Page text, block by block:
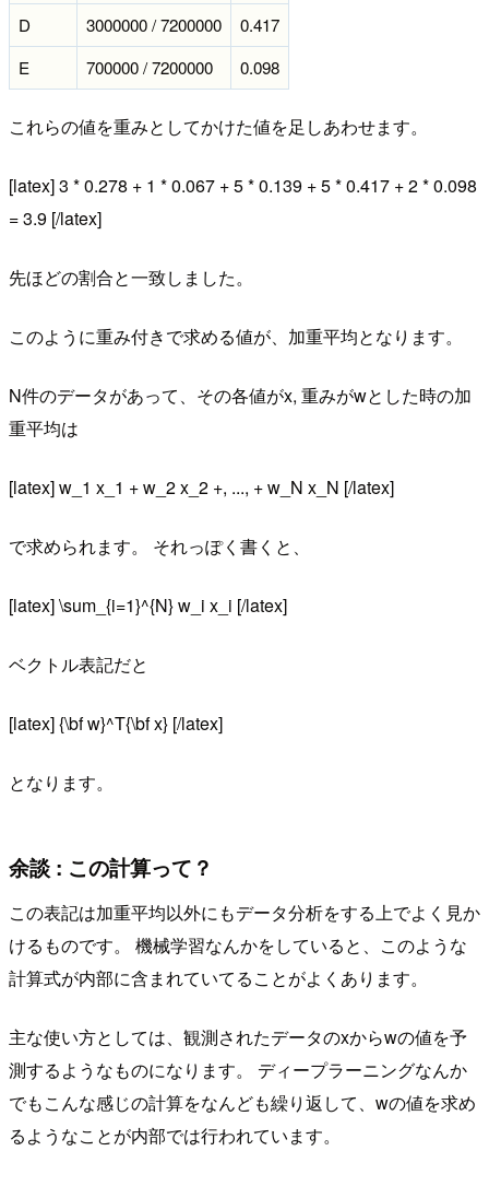
D 3000000 / 7200000
0.417
E
700000 / 7200000 0.098
これらの値を重みとしてかけた値を足しあわせます。
[latex] 3 * 0.278 + 1 * 0.067 + 5 * 0.139 + 5 * 0.417 + 2 * 0.098
= 3.9 [/latex]
先ほどの割合と一致しました。
このように重み付きで求める値が、加重平均となります。
N件のデータがあって、その各値がx, 重みがwとした時の加
重平均は
[latex] w_1 x_1 + w_2 x_2 +, ..., + w_N x_N [/latex]
で求められます。 それっぽく書くと、
[latex] \sum_{i=1}^{N} w_i x_i [/latex]
ベクトル表記だと
[latex] {\bf w}^T{\bf x} [/latex]
となります。
余談 : この計算って？
この表記は加重平均以外にもデータ分析をする上でよく見か
けるものです。 機械学習なんかをしていると、このような
計算式が内部に含まれていてることがよくあります。
主な使い方としては、観測されたデータのxからwの値を予
測するようなものになります。 ディープラーニングなんか
でもこんな感じの計算をなんども繰り返して、wの値を求め
るようなことが内部では行われています。